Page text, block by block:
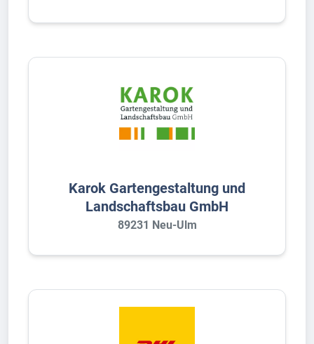
Karok Gartengestaltung und
Landschaftsbau GmbH
89231 Neu-Ulm